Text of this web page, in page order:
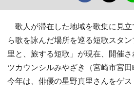
歌人が滞在した地域を歌集に見
ら歌を詠んだ場所を巡る短歌スタ
里と、旅する短歌」が現在、開催
ツカウンシルみやざき（宮崎市宮
今年は、俳優の星野真里さんをゲス